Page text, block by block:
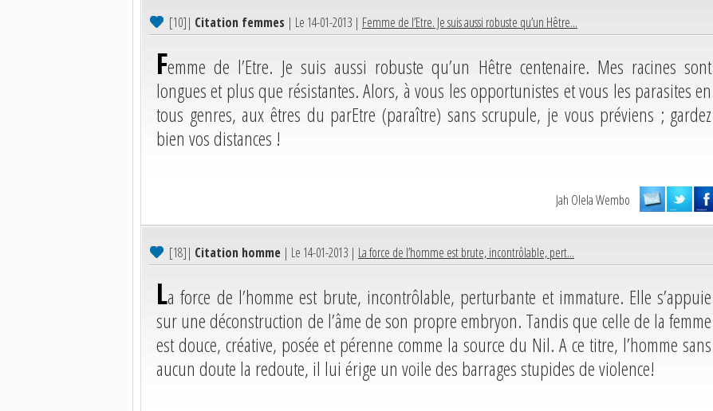
[10]| Citation femmes | Le 14-01-2013 | Femme de l’Etre. Je suis aussi robuste qu’un Hêtre...
Femme de l’Etre. Je suis aussi robuste qu’un Hêtre centenaire. Mes racines sont
longues et plus que résistantes. Alors, à vous les opportunistes et vous les parasites en
tous genres, aux êtres du parEtre (paraître) sans scrupule, je vous préviens ; gardez
bien vos distances !
Jah Olela Wembo
[18]| Citation homme | Le 14-01-2013 | La force de l’homme est brute, incontrôlable, pert...
La force de l’homme est brute, incontrôlable, perturbante et immature. Elle s’appuie
sur une déconstruction de l’âme de son propre embryon. Tandis que celle de la femme
est douce, créative, posée et pérenne comme la source du Nil. A ce titre, l’homme sans
aucun doute la redoute, il lui érige un voile des barrages stupides de violence!